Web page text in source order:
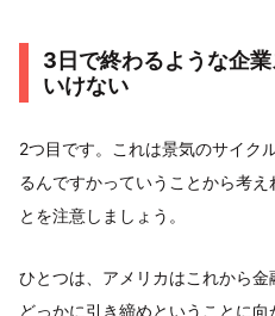
3日で終わるような企
いけない
2つ目です。これは景気のサイク
るんですかっていうことから考
とを注意しましょう。
ひとつは、アメリカはこれから
どっかに引き締めということに